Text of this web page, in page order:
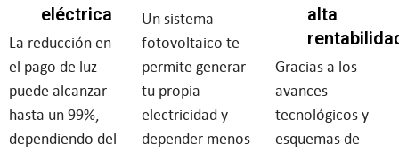
eléctrica
La reducción en
el pago de luz
puede alcanzar
hasta un 99%,
dependiendo del
Un sistema
fotovoltaico te
permite generar
tu propia
electricidad y
depender menos
alta
Gracias a los
avances
tecnológicos y
esquemas de